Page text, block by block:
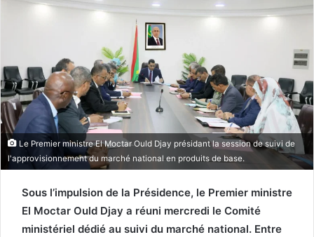
Le Premier ministre El Moctar Ould Djay présidant la session de suivi de
l'approvisionnement du marché national en produits de base.
Sous l’impulsion de la Présidence, le Premier ministre
El Moctar Ould Djay a réuni mercredi le Comité
ministériel dédié au suivi du marché national. Entre